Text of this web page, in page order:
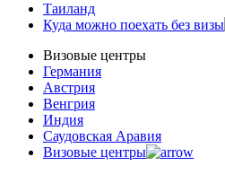
Таиланд
Куда можно поехать без визы
Визовые центры
Германия
Австрия
Венгрия
Индия
Саудовская Аравия
Визовые центры